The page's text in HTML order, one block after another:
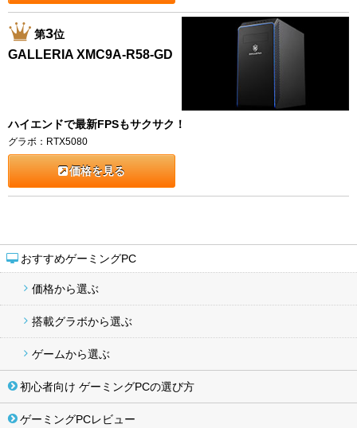
おすすめゲーミングPC
価格から選ぶ
搭載グラボから選ぶ
ゲームから選ぶ
初心者向け ゲーミングPCの選び方
ゲーミングPCレビュー
第3位
GALLERIA XMC9A-R58-GD
ハイエンドで最新FPSもサクサク！
グラボ：RTX5080
価格を見る